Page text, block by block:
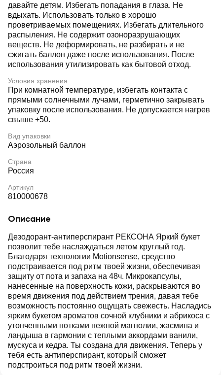
давайте детям. Избегать попадания в глаза. Не
вдыхать. Использовать только в хорошо
проветриваемых помещениях. Избегать длительного
распыления. Не содержит озоноразрушающих
веществ. Не деформировать, не разбирать и не
сжигать баллон даже после использования. После
использования утилизировать как бытовой отход.
Условия хранения
При комнатной температуре, избегать контакта с
прямыми солнечными лучами, герметично закрывать
упаковку после использования. Не допускается нагрев
свыше +50.
Вид упаковки
Аэрозольный баллон
Страна
Россия
Артикул
810000678
Описание
Дезодорант-антиперспирант РЕКСОНА Яркий букет
позволит тебе наслаждаться летом круглый год.
Благодаря технологии Motionsense, средство
подстраивается под ритм твоей жизни, обеспечивая
защиту от пота и запаха на 48ч. Микрокапсулы,
нанесенные на поверхность кожи, раскрываются во
время движения под действием трения, давая тебе
возможность постоянно ощущать свежесть. Насладись
ярким букетом ароматов сочной клубники и абрикоса с
утонченными нотками нежной магнолии, жасмина и
ландыша в гармонии с теплыми аккордами ванили,
мускуса и кедра. Ты создана для движения. Теперь у
тебя есть антиперспирант, который сможет
подстроиться под ритм твоей жизни.